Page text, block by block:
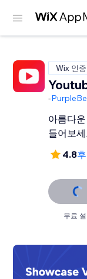
Wix 인증
-
아름다
들어보세
4.8
무료